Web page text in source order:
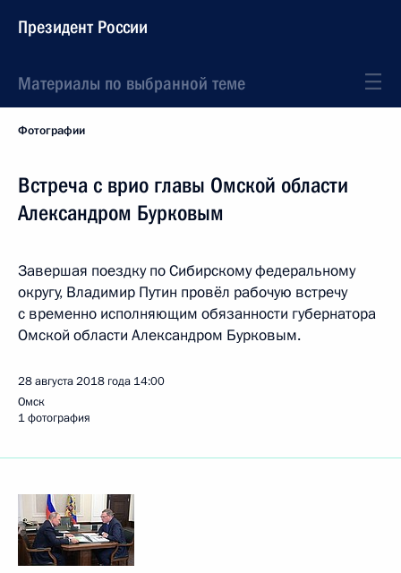
Президент России
Материалы по выбранной теме
Фотографии
Встреча с врио главы Омской области
Александром Бурковым
Завершая поездку по Сибирскому федеральному
округу, Владимир Путин провёл рабочую встречу
с временно исполняющим обязанности губернатора
Омской области Александром Бурковым.
28 августа 2018 года 14:00
Омск
1 фотография